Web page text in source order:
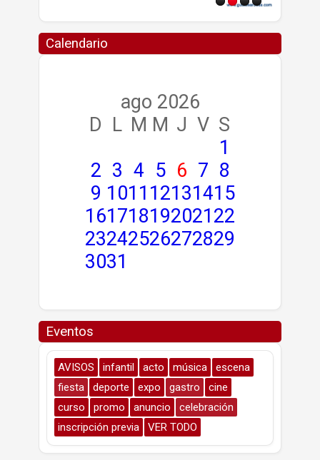
Calendario
ago 2026
D L M M J V S
1
2 3 4 5 6 7 8
9 1011 12131415
16171819202122
23242526272829
3031
Eventos
AVISOS infantil acto música
escena
fiesta
deporte expo gastro
cine
curso
promo anuncio
celebración
inscripción previa
VER TODO